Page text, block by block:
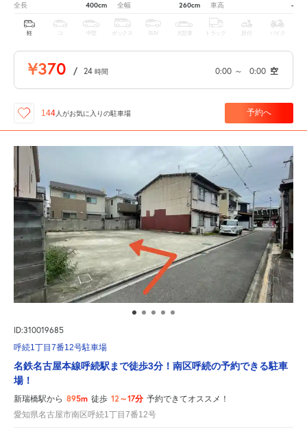
全長 400cm 全幅 260cm 車高 -
軽 中型 ボックス SUV 大型車 トラック 原付 バイク
¥370 / 24 時間 0:00 ～ 0:00 空
144 人がお気に入りの駐車場 予約へ
ID:310019685
呼続1丁目7番12号駐車場
名鉄名古屋本線呼続駅まで徒歩3分！南区呼続の予約できる駐車
場！
新瑞橋駅から 895m 徒歩 12～17分 予約できてオススメ！
愛知県名古屋市南区呼続1丁目7番12号